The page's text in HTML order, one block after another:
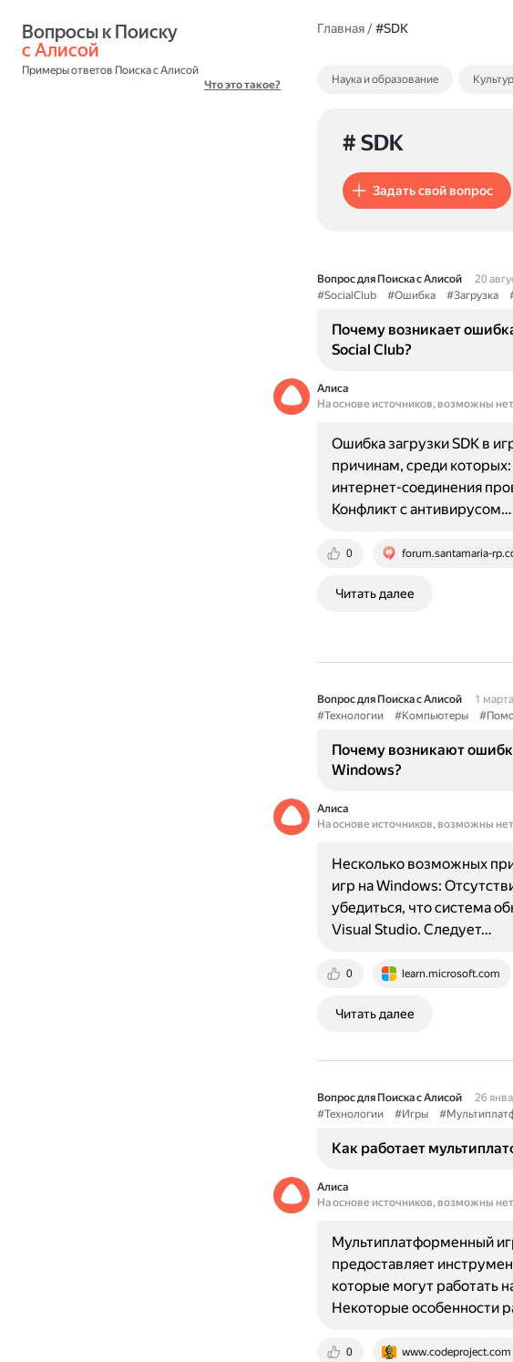
с Алисой
Примеры ответов Поиска с Алисой
Что это такое?
Главная/#SDK
Наука и образование
# SDK
Задать свой вопрос
Вопрос для Поиска с Алисой
20
#SocialClub
#Ошибка #Загрузка
Почему возникает
Social Club?
Алиса
На основе источников, возможны
0 forum.santamaria-
Ошибка загрузки SDK в
причинам, среди
интернет-соединения
Конфликт с антивирусом…
Читать далее
Вопрос для Поиска с Алисой
1 марта
#Технологии
#Компьютеры
Почему возникают
Windows?
Алиса
На основе источников, возможны
0 learn.microsoft.com
Несколько возможных
игр на Windows:
убедиться, что система
Visual Studio. Следует…
Читать далее
Вопрос для Поиска с Алисой
26
#Технологии
#Игры
Как работает
Алиса
На основе источников, возможны
0 www.codeproject.com
Мультиплатформенный
предоставляет
которые могут работать
Некоторые особенности